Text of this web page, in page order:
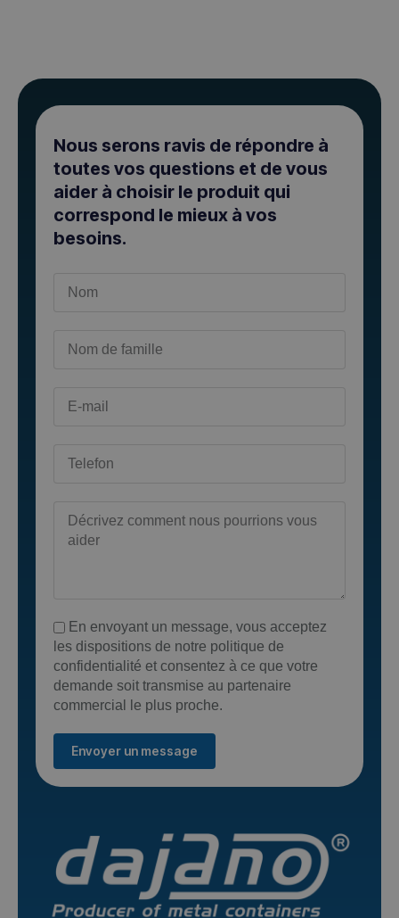
Nous serons ravis de répondre à
toutes vos questions et de vous
aider à choisir le produit qui
correspond le mieux à vos
besoins.
En envoyant un message, vous acceptez
les dispositions de notre politique de
confidentialité et consentez à ce que votre
demande soit transmise au partenaire
commercial le plus proche.
Envoyer un message